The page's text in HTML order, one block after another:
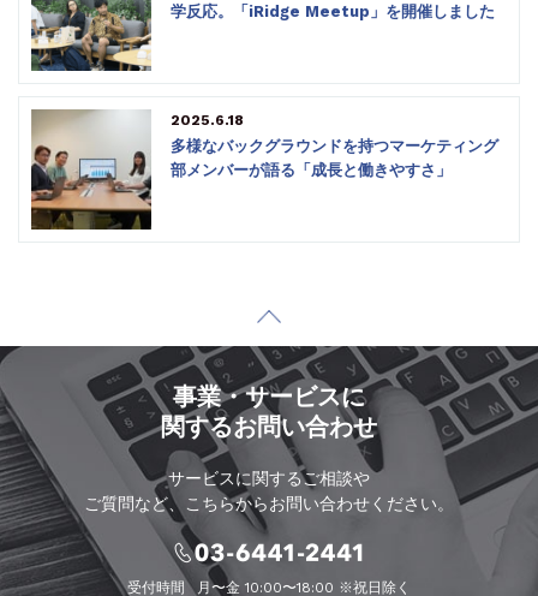
学反応。「iRidge Meetup」を開催しました
2025.6.18
多様なバックグラウンドを持つマーケティング
部メンバーが語る「成長と働きやすさ」
事業・サービスに
関するお問い合わせ
サービスに関するご相談や
ご質問など、こちらからお問い合わせください。
受付時間 月〜金 10:00〜18:00 ※祝日除く